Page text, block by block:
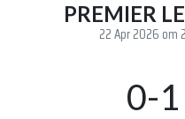
PREMIER
22 Apr 2026 om
0-1